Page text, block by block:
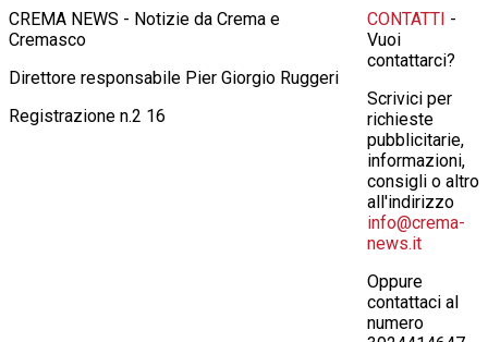
CREMA NEWS - Notizie da Crema e
Cremasco
Direttore responsabile Pier Giorgio Ruggeri
Registrazione n.2 16
CONTATTI -
Vuoi
contattarci?
Scrivici per
richieste
pubblicitarie,
informazioni,
consigli o altro
all'indirizzo
info@crema-
news.it
Oppure
contattaci al
numero